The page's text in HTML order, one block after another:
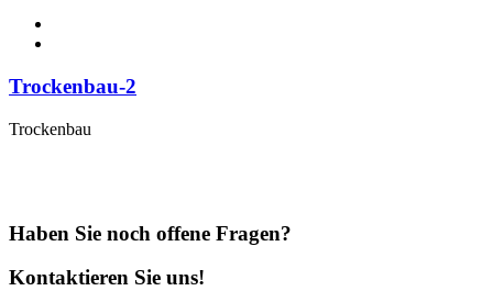
Trockenbau-2
Trockenbau
Haben Sie noch offene Fragen?
Kontaktieren Sie uns!